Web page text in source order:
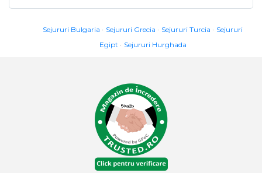
Sejururi Bulgaria Sejururi Grecia Sejururi Turcia
Sejururi
Egipt
Sejururi Hurghada